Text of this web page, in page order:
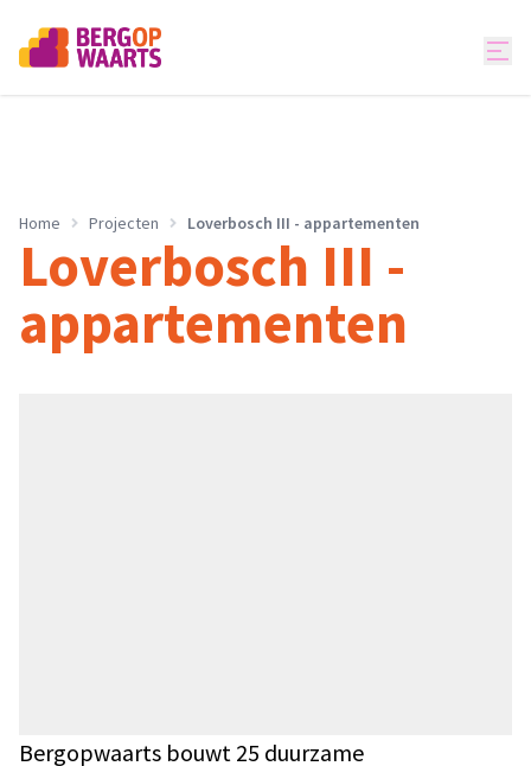
Home Projecten Loverbosch III - appartementen
Loverbosch III -
appartementen
Bergopwaarts bouwt 25 duurzame